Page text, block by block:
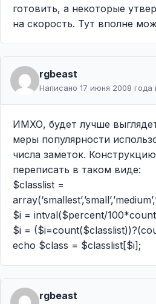
готовить, а некоторые
на скорость. Тут вполне
rgbeast
Написано 17 июня 2008 года
ИМХО, будет лучше
меры популярности
числа заметок.
переписать в таком виде:
$classlist =
$i = intval($percent/
$i =
echo $class = $classlist[$i];
rgbeast